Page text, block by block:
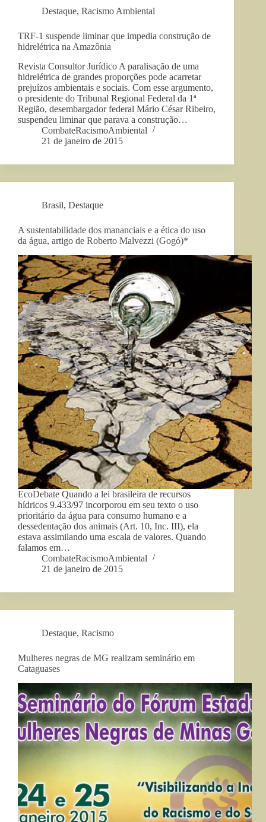
Destaque, Racismo Ambiental
TRF-1 suspende liminar que impedia construção de
hidrelétrica na Amazônia
Revista Consultor Jurídico A paralisação de uma
hidrelétrica de grandes proporções pode acarretar
prejuízos ambientais e sociais. Com esse argumento,
o presidente do Tribunal Regional Federal da 1ª
Região, desembargador federal Mário César Ribeiro,
suspendeu liminar que parava a construção…
CombateRacismoAmbiental
21 de janeiro de 2015
Brasil, Destaque
A sustentabilidade dos mananciais e a ética do uso
da água, artigo de Roberto Malvezzi (Gogó)*
EcoDebate Quando a lei brasileira de recursos
hídricos 9.433/97 incorporou em seu texto o uso
prioritário da água para consumo humano e a
dessedentação dos animais (Art. 10, Inc. III), ela
estava assimilando uma escala de valores. Quando
falamos em…
CombateRacismoAmbiental
21 de janeiro de 2015
Destaque, Racismo
Mulheres negras de MG realizam seminário em
Cataguases